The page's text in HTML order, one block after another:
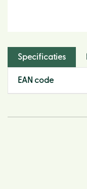
Specificaties
EAN code